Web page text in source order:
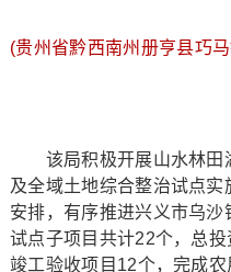
(贵州省黔西南州册亨县巧
该局积极开展山水林田
及全域土地综合整治试点
安排，有序推进兴义市乌沙
试点子项目共计22个，总
竣工验收项目12个，完成